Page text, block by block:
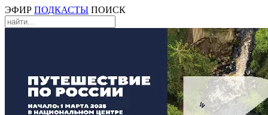
ЭФИР ПОДКАСТЫ ПОИСК